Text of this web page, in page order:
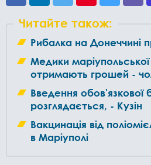
Читайте також:
Рибалка на Донеччині
Медики маріупольської
отримають грошей -
Введення обов'язкової
розглядається, - Кузін
Вакцинація від
в Маріуполі